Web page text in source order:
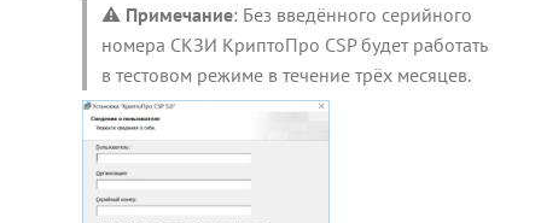
⚠️ Примечание: Без введённого серийного
номера СКЗИ КриптоПро CSP будет работать
в тестовом режиме в течение трёх месяцев.